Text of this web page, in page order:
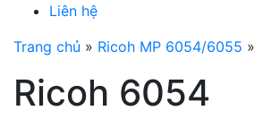
Liên hệ
Trang chủ » Ricoh MP 6054/6055 »
Ricoh 6054